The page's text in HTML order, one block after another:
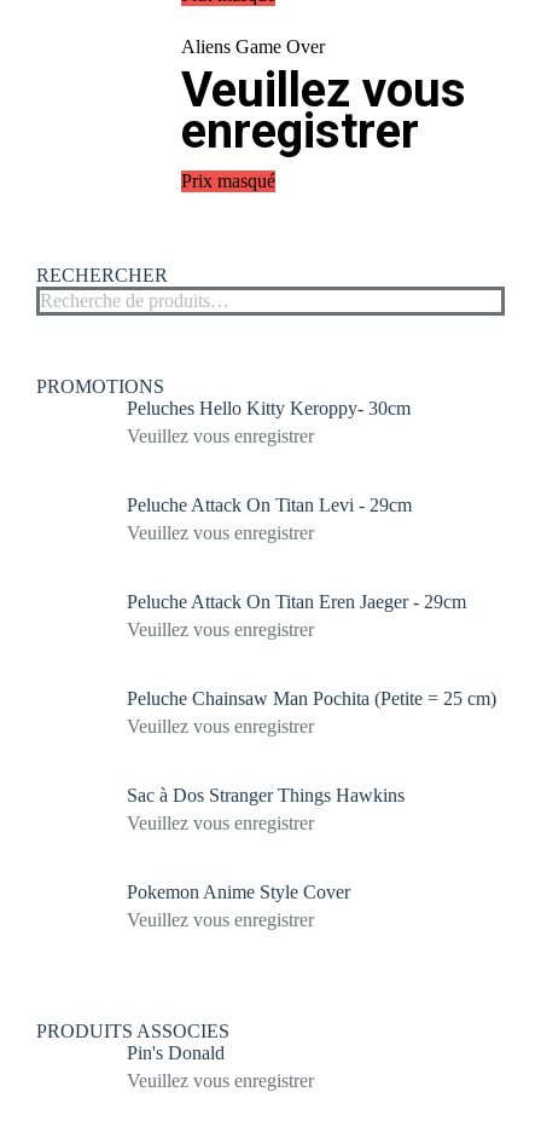
Aliens Game Over
Veuillez vous
enregistrer
Prix masqué
RECHERCHER
PROMOTIONS
Peluches Hello Kitty Keroppy- 30cm
Veuillez vous enregistrer
Peluche Attack On Titan Levi - 29cm
Veuillez vous enregistrer
Peluche Attack On Titan Eren Jaeger - 29cm
Veuillez vous enregistrer
Peluche Chainsaw Man Pochita (Petite = 25 cm)
Veuillez vous enregistrer
Sac à Dos Stranger Things Hawkins
Veuillez vous enregistrer
Pokemon Anime Style Cover
Veuillez vous enregistrer
PRODUITS ASSOCIES
Pin's Donald
Veuillez vous enregistrer